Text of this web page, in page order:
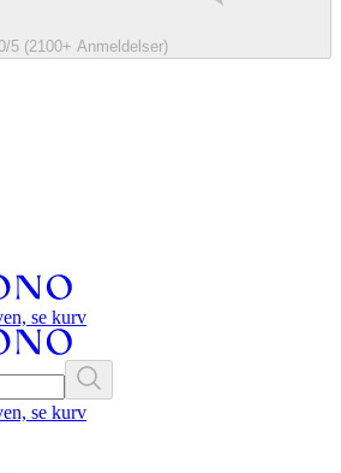
5 (2100+ Anmeldelser)
se kurv
se kurv